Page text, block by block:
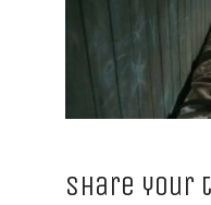
Share your